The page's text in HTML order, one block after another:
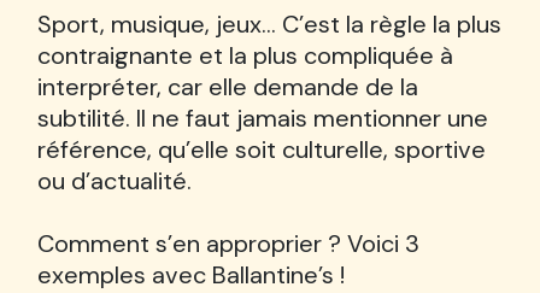
Sport, musique, jeux... C’est la règle la plus
contraignante et la plus compliquée à
interpréter, car elle demande de la
subtilité. Il ne faut jamais mentionner une
référence, qu’elle soit culturelle, sportive
ou d’actualité.
Comment s’en approprier ? Voici 3
exemples avec Ballantine’s !